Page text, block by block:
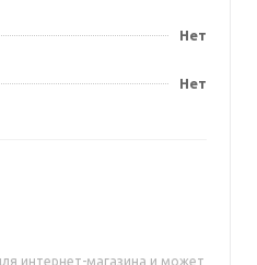
Нет
Нет
интернет-магазина и может